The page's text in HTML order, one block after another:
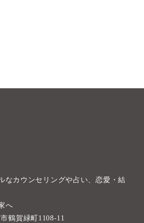
なカウンセリングや占い、恋愛・結
へ
鶴賀緑町1108-11